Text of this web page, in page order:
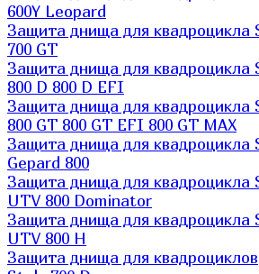
600Y Leopard
Защита днища для квадроцикла
700 GT
Защита днища для квадроцикла
800 D 800 D EFI
Защита днища для квадроцикла
800 GT 800 GT EFI 800 GT MAX
Защита днища для квадроцикла
Gepard 800
Защита днища для квадроцикла
UTV 800 Dominator
Защита днища для квадроцикла
UTV 800 H
Защита днища для квадроциклов